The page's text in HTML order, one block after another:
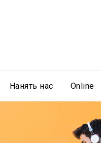
Нанять нас Online